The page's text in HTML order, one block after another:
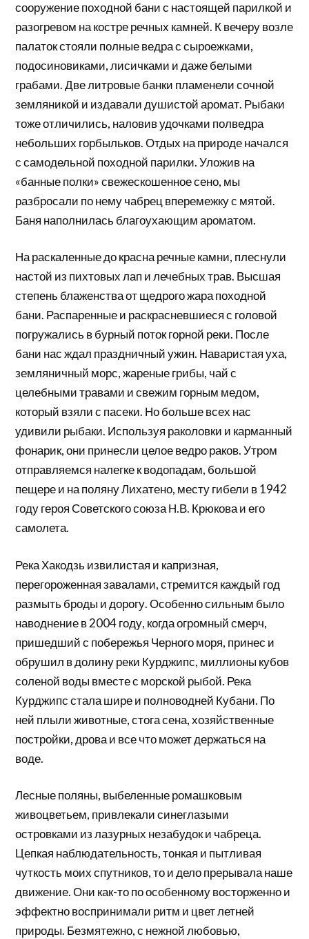
сооружение походной бани с настоящей парилкой и
разогревом на костре речных камней. К вечеру возле
палаток стояли полные ведра с сыроежками,
подосиновиками, лисичками и даже белыми
грабами. Две литровые банки пламенели сочной
земляникой и издавали душистой аромат. Рыбаки
тоже отличились, наловив удочками полведра
небольших горбыльков. Отдых на природе начался
с самодельной походной парилки. Уложив на
«банные полки» свежескошенное сено, мы
разбросали по нему чабрец вперемежку с мятой.
Баня наполнилась благоухающим ароматом.
На раскаленные до красна речные камни, плеснули
настой из пихтовых лап и лечебных трав. Высшая
степень блаженства от щедрого жара походной
бани. Распаренные и раскрасневшиеся с головой
погружались в бурный поток горной реки. После
бани нас ждал праздничный ужин. Наваристая уха,
земляничный морс, жареные грибы, чай с
целебными травами и свежим горным медом,
который взяли с пасеки. Но больше всех нас
удивили рыбаки. Используя раколовки и карманный
фонарик, они принесли целое ведро раков. Утром
отправляемся налегке к водопадам, большой
пещере и на поляну Лихатено, месту гибели в 1942
году героя Советского союза Н.В. Крюкова и его
самолета.
Река Хакодзь извилистая и капризная,
перегороженная завалами, стремится каждый год
размыть броды и дорогу. Особенно сильным было
наводнение в 2004 году, когда огромный смерч,
пришедший с побережья Черного моря, принес и
обрушил в долину реки Курджипс, миллионы кубов
соленой воды вместе с морской рыбой. Река
Курджипс стала шире и полноводней Кубани. По
ней плыли животные, стога сена, хозяйственные
постройки, дрова и все что может держаться на
воде.
Лесные поляны, выбеленные ромашковым
живоцветьем, привлекали синеглазыми
островками из лазурных незабудок и чабреца.
Цепкая наблюдательность, тонкая и пытливая
чуткость моих спутников, то и дело прерывала наше
движение. Они как-то по особенному восторженно и
эффектно воспринимали ритм и цвет летней
природы. Безмятежно, с нежной любовью,